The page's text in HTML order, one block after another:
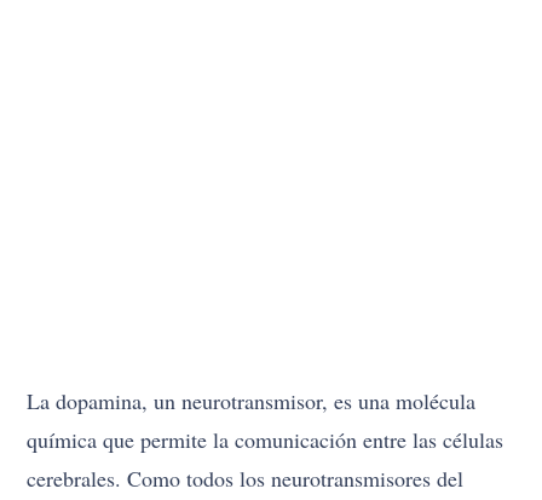
La dopamina, un neurotransmisor, es una molécula
química que permite la comunicación entre las células
cerebrales. Como todos los neurotransmisores del